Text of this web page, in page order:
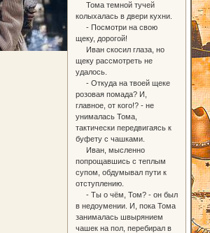
Тома темной тучей
колыхалась в двери кухни.
- Посмотри на свою
щеку, дорогой!
Иван скосил глаза, но
щеку рассмотреть не
удалось.
- Откуда на твоей щеке
розовая помада? И,
главное, от кого!? - не
унималась Тома,
тактически передвигаясь к
буфету с чашками.
Иван, мысленно
попрощавшись с теплым
супом, обдумывал пути к
отступлению.
- Ты о чём, Том? - он был
в недоумении. И, пока Тома
занималась швырянием
чашек на пол, перебирал в